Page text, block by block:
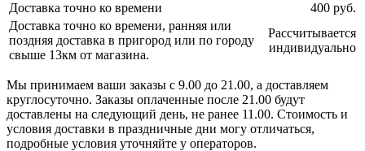
Доставка точно ко времени
400 руб.
Доставка точно ко времени, ранняя или
поздняя доставка в пригород или по городу
свыше 13км от магазина.
Рассчитывается
индивидуально
Мы принимаем ваши заказы с 9.00 до 21.00, а доставляем
круглосуточно. Заказы оплаченные после 21.00 будут
доставлены на следующий день, не ранее 11.00. Стоимость и
условия доставки в праздничные дни могу отличаться,
подробные условия уточняйте у операторов.